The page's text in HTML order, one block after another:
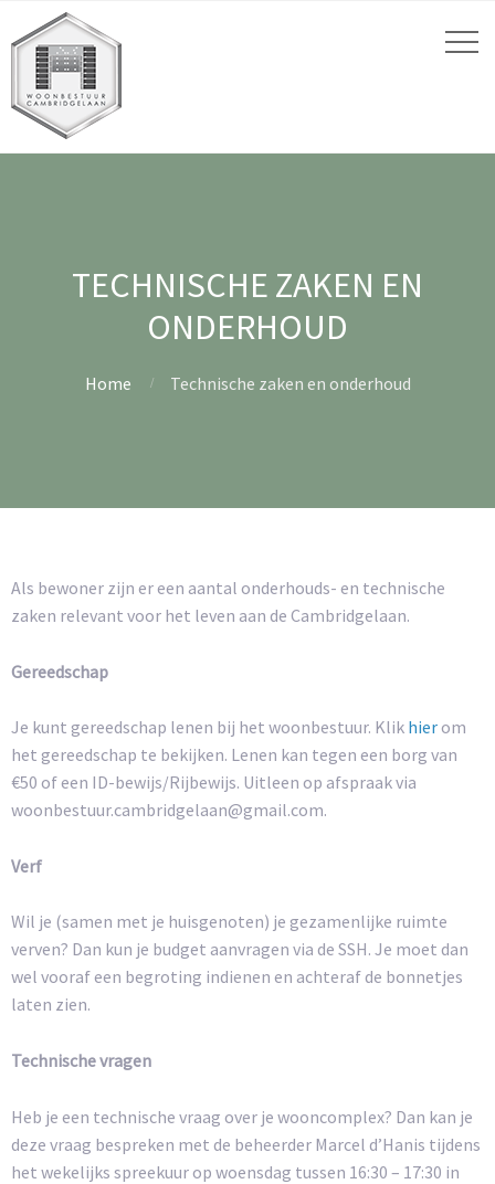
TECHNISCHE ZAKEN EN
ONDERHOUD
Home Technische zaken en onderhoud
Als bewoner zijn er een aantal onderhouds- en technische
zaken relevant voor het leven aan de Cambridgelaan.
Gereedschap
Je kunt gereedschap lenen bij het woonbestuur. Klik hier om
het gereedschap te bekijken. Lenen kan tegen een borg van
€50 of een ID-bewijs/Rijbewijs. Uitleen op afspraak via
woonbestuur.cambridgelaan@gmail.com.
Verf
Wil je (samen met je huisgenoten) je gezamenlijke ruimte
verven? Dan kun je budget aanvragen via de SSH. Je moet dan
wel vooraf een begroting indienen en achteraf de bonnetjes
laten zien.
Technische vragen
Heb je een technische vraag over je wooncomplex? Dan kan je
deze vraag bespreken met de beheerder Marcel d’Hanis tijdens
het wekelijks spreekuur op woensdag tussen 16:30 – 17:30 in